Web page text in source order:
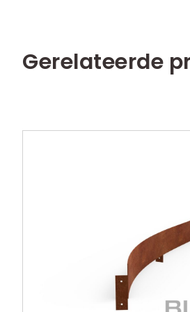
Gerelateerde